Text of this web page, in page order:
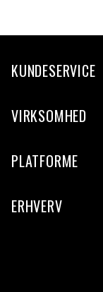
KUNDESERVICE
VIRKSOMHED
PLATFORME
ERHVERV